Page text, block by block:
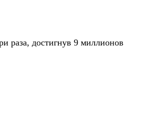
раза, достигнув 9 миллионов